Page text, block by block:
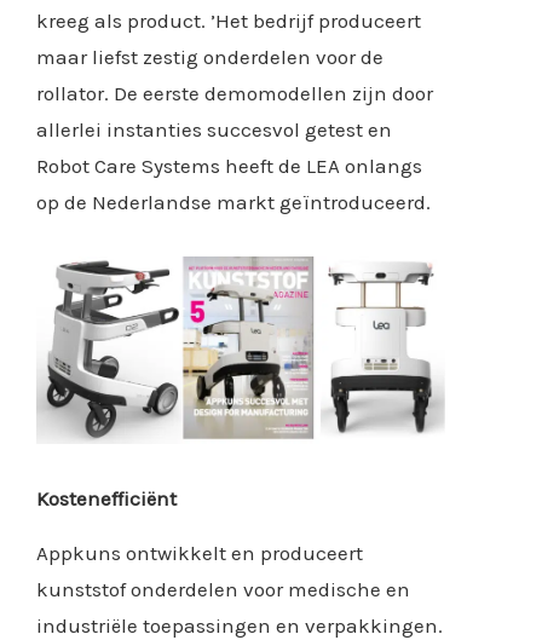
kreeg als product. ’Het bedrijf produceert
maar liefst zestig onderdelen voor de
rollator. De eerste demomodellen zijn door
allerlei instanties succesvol getest en
Robot Care Systems heeft de LEA onlangs
op de Nederlandse markt geïntroduceerd.
Kostenefficiënt
Appkuns ontwikkelt en produceert
kunststof onderdelen voor medische en
industriële toepassingen en verpakkingen.